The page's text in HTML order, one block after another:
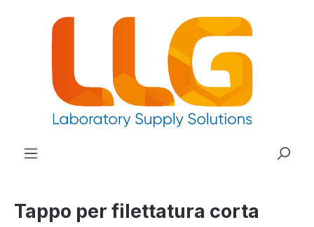
principale
Tappo per filettatura corta